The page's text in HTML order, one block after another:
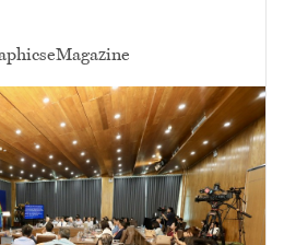
eMagazine